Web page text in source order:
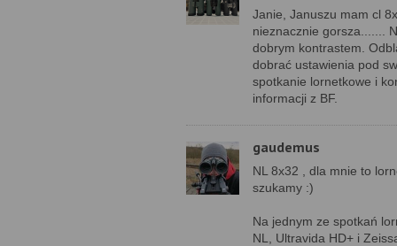
Janie, Januszu mam cl
nieznacznie gorsza.......
dobrym kontrastem.
dobrać ustawienia pod
spotkanie lornetkowe i
informacji z BF.
gaudemus
NL 8x32 , dla mnie to
szukamy :)
Na jednym ze spotkań
NL, Ultravida HD+ i